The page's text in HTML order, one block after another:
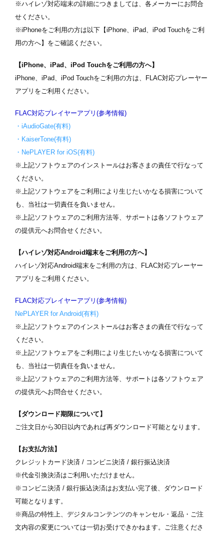
※ハイレゾ対応端末の詳細につきましては、各メーカーにお問合
せください。
※iPhoneをご利用の方は以下【iPhone、iPad、iPod Touchをご利
用の方へ】をご確認ください。
【iPhone、iPad、iPod Touchをご利用の方へ】
iPhone、iPad、iPod Touchをご利用の方は、FLAC対応プレーヤー
アプリをご利用ください。
FLAC対応プレイヤーアプリ(参考情報)
・iAudioGate(有料)
・KaiserTone(有料)
・NePLAYER for iOS(有料)
※上記ソフトウェアのインストールはお客さまの責任で行なって
ください。
※上記ソフトウェアをご利用により生じたいかなる損害について
も、当社は一切責任を負いません。
※上記ソフトウェアのご利用方法等、サポートは各ソフトウェア
の提供元へお問合せください。
【ハイレゾ対応Android端末をご利用の方へ】
ハイレゾ対応Android端末をご利用の方は、FLAC対応プレーヤー
アプリをご利用ください。
FLAC対応プレイヤーアプリ(参考情報)
NePLAYER for Android(有料)
※上記ソフトウェアのインストールはお客さまの責任で行なって
ください。
※上記ソフトウェアをご利用により生じたいかなる損害について
も、当社は一切責任を負いません。
※上記ソフトウェアのご利用方法等、サポートは各ソフトウェア
の提供元へお問合せください。
【ダウンロード期限について】
ご注文日から30日以内であれば再ダウンロード可能となります。
【お支払方法】
クレジットカード決済 / コンビニ決済 / 銀行振込決済
※代金引換決済はご利用いただけません。
※コンビニ決済 / 銀行振込決済はお支払い完了後、ダウンロード
可能となります。
※商品の特性上、デジタルコンテンツのキャンセル・返品・ご注
文内容の変更については一切お受けできかねます。ご注意くださ
※ 写真は配置後も変更できます